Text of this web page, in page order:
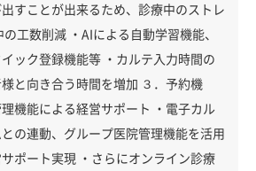
すことが出来るため、診療中のストレ
工数削減 ・AIによる自動学習機能、
ック登録機能等 ・カルテ入力時間の
と向き合う時間を増加 ３．予約機
機能による経営サポート ・電子カル
の連動、グループ医院管理機能を活用
ポート実現 ・さらにオンライン診療